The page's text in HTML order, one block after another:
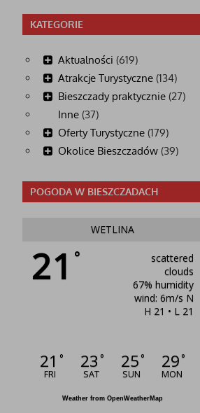
KATEGORIE
Aktualności (619)
Atrakcje Turystyczne(134)
Bieszczady praktycznie(27)
Inne(37)
Oferty Turystyczne(179)
Okolice Bieszczadów(39)
POGODA W BIESZCZADACH
WETLINA
21 °
scattered
clouds
67% humidity
wind: 6m/s N
H 21 • L 21
21 °
FRI
23 °
SAT
25°
SUN
29°
MON
Weather from OpenWeatherMap